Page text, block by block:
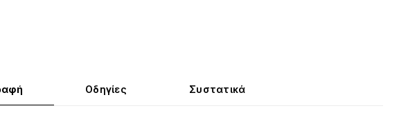
Οδηγίες Συστατικά